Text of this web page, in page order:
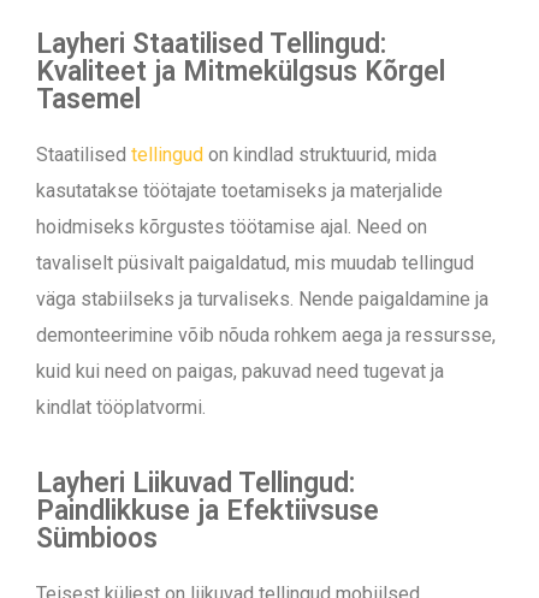
Layheri Staatilised Tellingud:
Kvaliteet ja Mitmekülgsus Kõrgel
Tasemel
Staatilised tellingud on kindlad struktuurid, mida
kasutatakse töötajate toetamiseks ja materjalide
hoidmiseks kõrgustes töötamise ajal. Need on
tavaliselt püsivalt paigaldatud, mis muudab tellingud
väga stabiilseks ja turvaliseks. Nende paigaldamine ja
demonteerimine võib nõuda rohkem aega ja ressursse,
kuid kui need on paigas, pakuvad need tugevat ja
kindlat tööplatvormi.
Layheri Liikuvad Tellingud:
Paindlikkuse ja Efektiivsuse
Sümbioos